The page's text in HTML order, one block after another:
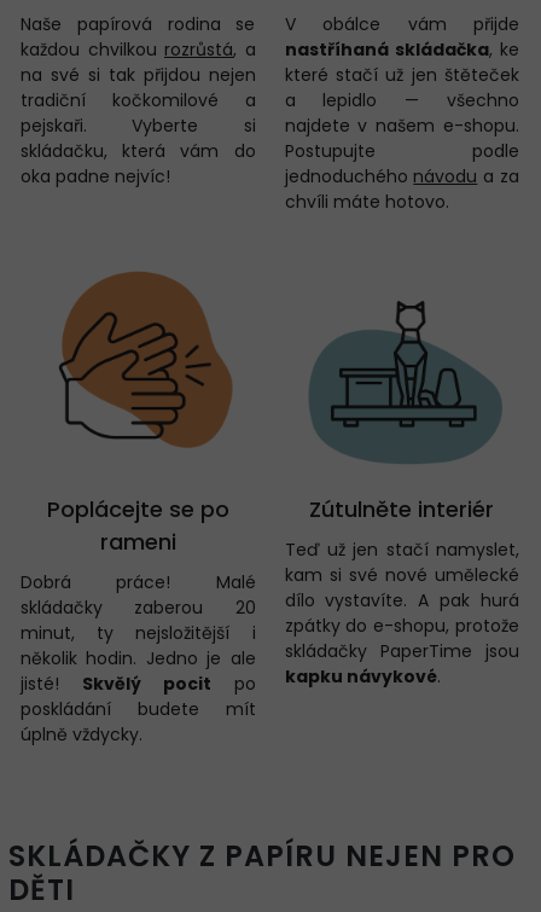
Naše papírová rodina se
každou chvilkou rozrůstá, a
na své si tak přijdou nejen
tradiční kočkomilové a
pejskaři. Vyberte si
skládačku, která vám do
oka padne nejvíc!
V obálce vám přijde
nastříhaná skládačka, ke
které stačí už jen štěteček
a lepidlo — všechno
najdete v našem e-shopu.
Postupujte podle
jednoduchého návodu a za
chvíli máte hotovo.
Poplácejte se po
rameni
Dobrá práce! Malé
skládačky zaberou 20
minut, ty nejsložitější i
několik hodin. Jedno je ale
jisté! Skvělý pocit po
poskládání budete mít
úplně vždycky.
Zútulněte interiér
Teď už jen stačí namyslet,
kam si své nové umělecké
dílo vystavíte. A pak hurá
zpátky do e-shopu, protože
skládačky PaperTime jsou
kapku návykové.
SKLÁDAČKY Z PAPÍRU NEJEN PRO
DĚTI